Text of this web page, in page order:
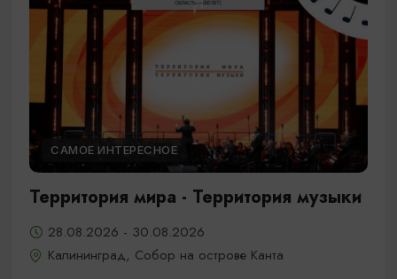
САМОЕ ИНТЕРЕСНОЕ
Территория мира - Территория музыки
28.08.2026 - 30.08.2026
Калининград, Собор на острове Канта